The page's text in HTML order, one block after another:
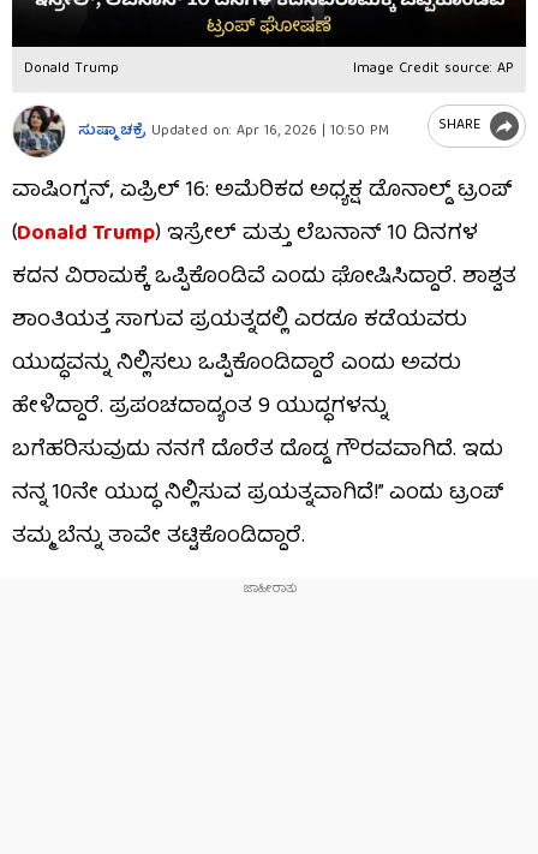
Donald Trump Image Credit source: AP
ಸುಷ್ಮಾ ಚಕ್ರೆ Updated on: Apr 16, 2026 | 10:50 PM SHARE
ವಾಷಿಂಗ್ಟನ್, ಏಪ್ರಿಲ್ 16: ಅಮೆರಿಕದ ಅಧ್ಯಕ್ಷ ಡೊನಾಲ್ಡ್ ಟ್ರಂಪ್
(Donald Trump) ಇಸ್ರೇಲ್ ಮತ್ತು ಲೆಬನಾನ್ 10 ದಿನಗಳ
ಕದನ ವಿರಾಮಕ್ಕೆ ಒಪ್ಪಿಕೊಂಡಿವೆ ಎಂದು ಘೋಷಿಸಿದ್ದಾರೆ. ಶಾಶ್ವತ
ಶಾಂತಿಯತ್ತ ಸಾಗುವ ಪ್ರಯತ್ನದಲ್ಲಿ ಎರಡೂ ಕಡೆಯವರು
ಯುದ್ಧವನ್ನು ನಿಲ್ಲಿಸಲು ಒಪ್ಪಿಕೊಂಡಿದ್ದಾರೆ ಎಂದು ಅವರು
ಹೇಳಿದ್ದಾರೆ. ಪ್ರಪಂಚದಾದ್ಯಂತ 9 ಯುದ್ಧಗಳನ್ನು
ಬಗೆಹರಿಸುವುದು ನನಗೆ ದೊರೆತ ದೊಡ್ಡ ಗೌರವವಾಗಿದೆ. ಇದು
ನನ್ನ 10ನೇ ಯುದ್ಧ ನಿಲ್ಲಿಸುವ ಪ್ರಯತ್ನವಾಗಿದೆ!” ಎಂದು ಟ್ರಂಪ್
ತಮ್ಮ ಬೆನ್ನು ತಾವೇ ತಟ್ಟಿಕೊಂಡಿದ್ದಾರೆ.